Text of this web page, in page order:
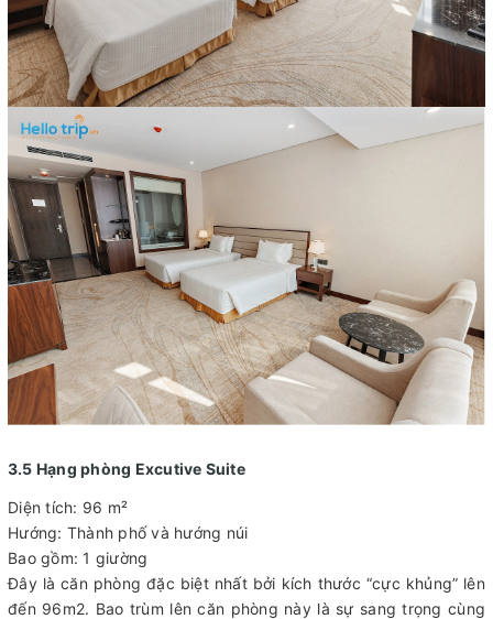
3.5 Hạng phòng Excutive Suite
Diện tích: 96 m²
Hướng: Thành phố và hướng núi
Bao gồm: 1 giường
Đây là căn phòng đặc biệt nhất bởi kích thước “cực khủng” lên
đến 96m2. Bao trùm lên căn phòng này là sự sang trọng cùng